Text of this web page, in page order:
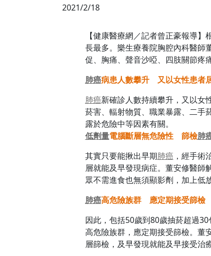
2021/2/18
【健康醫療網／記者曾正豪報導
長最多。樂生療養院胸腔內科醫師
促、胸痛、聲音沙啞、四肢關節疼
肺癌病患人數攀升 又以女性患者
肺癌新確診人數持續攀升，又以女
菸害、輻射物質、職業暴露、二手
露於危險中等因素有關。
低劑量電腦斷層無危險性 篩檢肺
其實只要能揪出早期肺癌，經手術
層就能及早發現病症。董安修醫師
眾不需進食也無須顯影劑，加上低
肺癌高危險族群 應定期接受篩檢
因此，包括50歲到80歲抽菸超過
高危險族群，應定期接受篩檢。董
層篩檢，及早發現就能及早接受治